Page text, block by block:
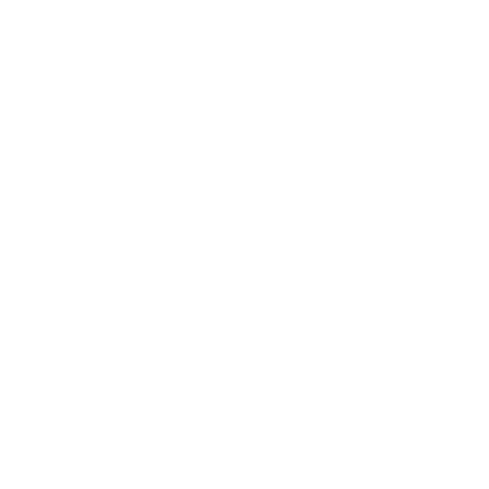
sido Marise.
e a pediu em casamento, mesmo não tendo